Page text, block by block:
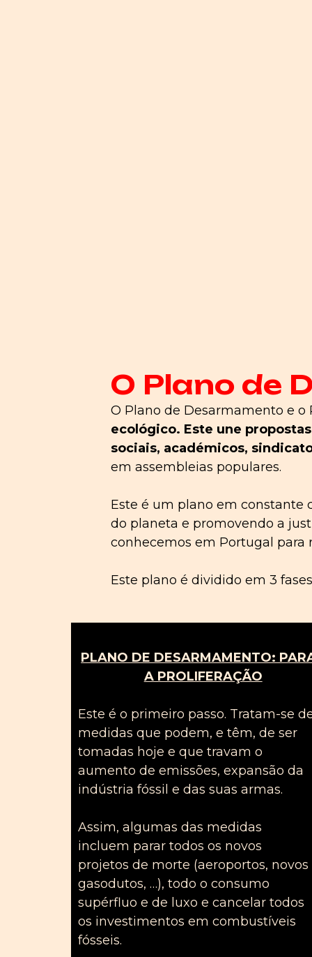
O Plano de
O Plano de Desarmamento e o
ecológico. Este une
sociais, académicos,
em assembleias populares.
Este é um plano em constante
do planeta e promovendo a
conhecemos em Portugal para
Este plano é dividido em 3
PLANO DE DESARMAMENTO:
A PROLIFERAÇÃO
Este é o primeiro passo. Tratam-se
medidas que podem, e têm, de ser
tomadas hoje e que travam o
aumento de emissões, expansão da
indústria fóssil e das suas armas.
Assim, algumas das medidas
incluem parar todos os novos
projetos de morte (aeroportos, novos
gasodutos, …), todo o consumo
supérfluo e de luxo e cancelar todos
os investimentos em combustíveis
fósseis.